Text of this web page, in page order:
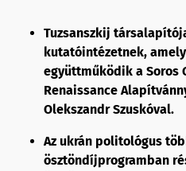
Tuzsanszkij
kutatóintézetnek,
együttműködik a Soros
Renaissance
Olekszandr Szuskóval.
Az ukrán politológus
ösztöndíjprogramban